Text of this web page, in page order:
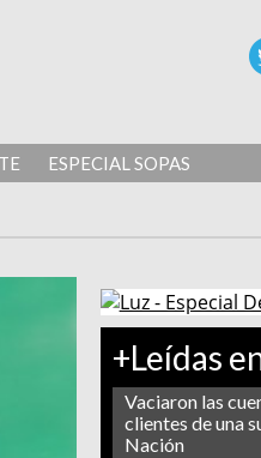
ESPECIAL SOPAS
+Leídas
Vaciaron las
clientes de una
Nación